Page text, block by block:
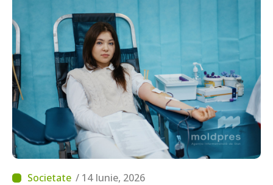
/ 14 Iunie, 2026